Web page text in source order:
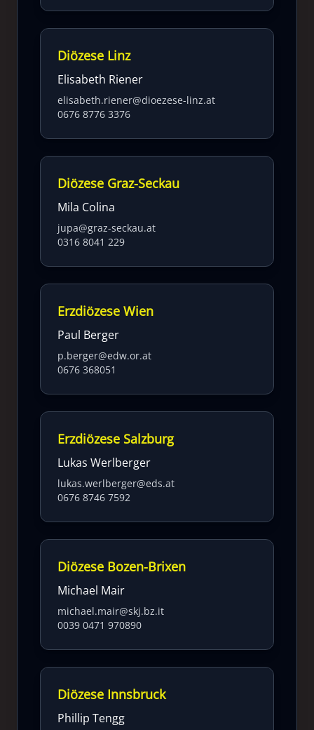
Diözese Linz
Elisabeth Riener
elisabeth.riener@dioezese-linz.at
0676 8776 3376
Diözese Graz-Seckau
Mila Colina
jupa@graz-seckau.at
0316 8041 229
Erzdiözese Wien
Paul Berger
p.berger@edw.or.at
0676 368051
Erzdiözese Salzburg
Lukas Werlberger
lukas.werlberger@eds.at
0676 8746 7592
Diözese Bozen-Brixen
Michael Mair
michael.mair@skj.bz.it
0039 0471 970890
Diözese Innsbruck
Phillip Tengg